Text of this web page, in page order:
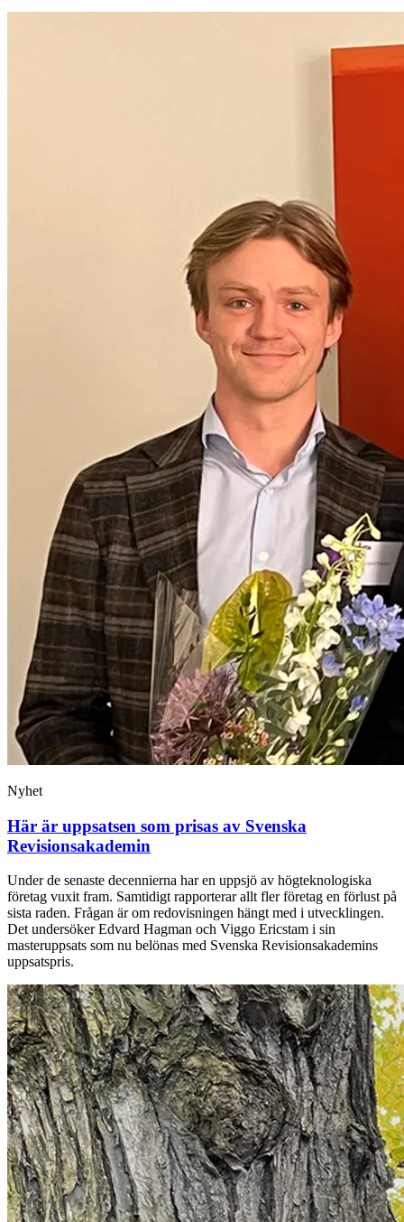
Nyhet
Här är uppsatsen som prisas av Svenska
Revisionsakademin
Under de senaste decennierna har en uppsjö av högteknologiska
företag vuxit fram. Samtidigt rapporterar allt fler företag en förlust på
sista raden. Frågan är om redovisningen hängt med i utvecklingen.
Det undersöker Edvard Hagman och Viggo Ericstam i sin
masteruppsats som nu belönas med Svenska Revisionsakademins
uppsatspris.